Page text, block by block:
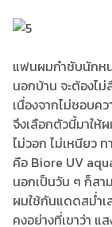
แฟนผมกำชับนักหน
นอกบ้าน จะต้องไ
เนื่องจากไม่ชอบค
จึงเลือกตัวนี้มาให้
ไม่วอก ไม่เหนียว
คือ Biore UV
นอกเป็นวัน ๆ ก็สา
ผมใช้กันแดดสม่ำ
คงอย่างที่เขาว่า แ